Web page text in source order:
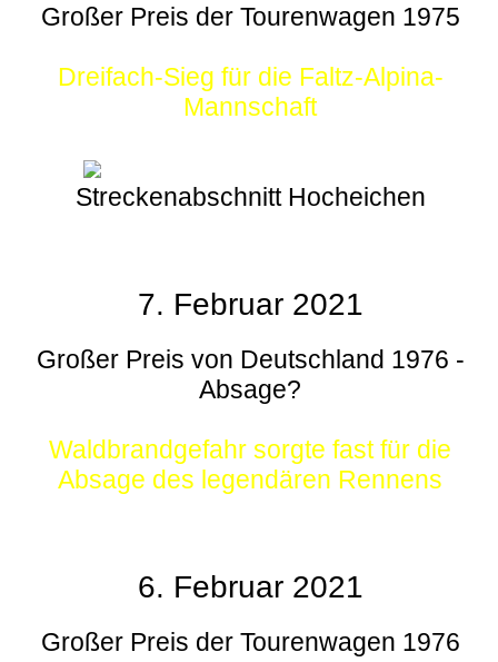
Großer Preis der Tourenwagen 1975
Dreifach-Sieg für die Faltz-Alpina-
Mannschaft
Streckenabschnitt Hocheichen
7. Februar 2021
Großer Preis von Deutschland 1976 -
Absage?
Waldbrandgefahr sorgte fast für die
Absage des legendären Rennens
6. Februar 2021
Großer Preis der Tourenwagen 1976